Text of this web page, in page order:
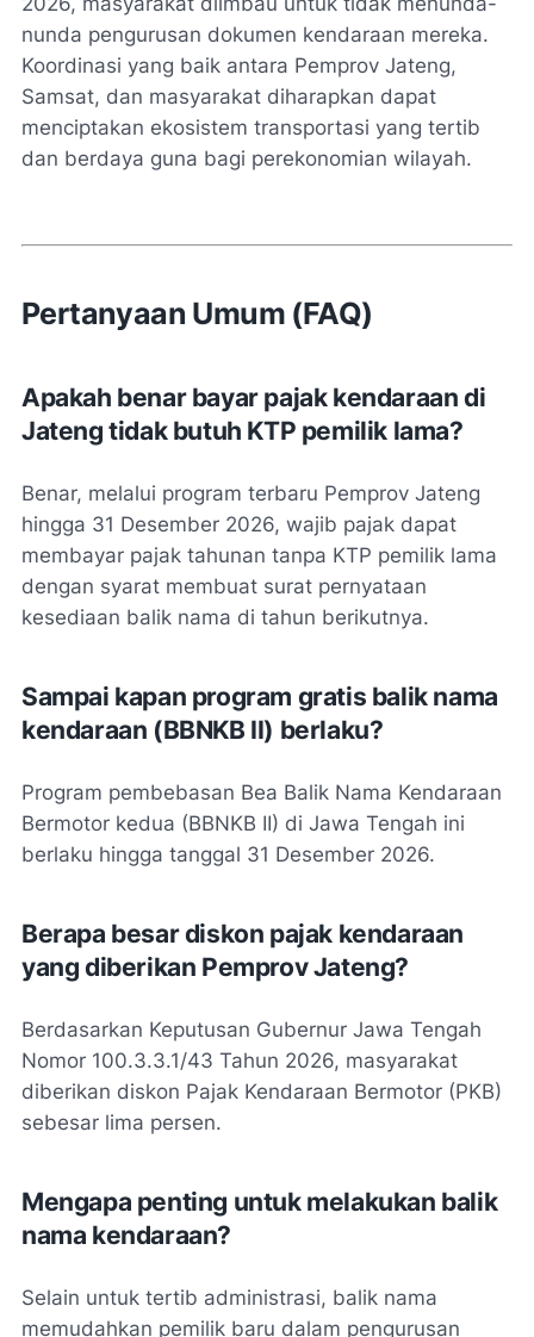
nunda pengurusan dokumen kendaraan mereka.
Koordinasi yang baik antara Pemprov Jateng,
Samsat, dan masyarakat diharapkan dapat
menciptakan ekosistem transportasi yang tertib
dan berdaya guna bagi perekonomian wilayah.
Pertanyaan Umum (FAQ)
Apakah benar bayar pajak kendaraan di
Jateng tidak butuh KTP pemilik lama?
Benar, melalui program terbaru Pemprov Jateng
hingga 31 Desember 2026, wajib pajak dapat
membayar pajak tahunan tanpa KTP pemilik lama
dengan syarat membuat surat pernyataan
kesediaan balik nama di tahun berikutnya.
Sampai kapan program gratis balik nama
kendaraan (BBNKB II) berlaku?
Program pembebasan Bea Balik Nama Kendaraan
Bermotor kedua (BBNKB II) di Jawa Tengah ini
berlaku hingga tanggal 31 Desember 2026.
Berapa besar diskon pajak kendaraan
yang diberikan Pemprov Jateng?
Berdasarkan Keputusan Gubernur Jawa Tengah
Nomor 100.3.3.1/43 Tahun 2026, masyarakat
diberikan diskon Pajak Kendaraan Bermotor (PKB)
sebesar lima persen.
Mengapa penting untuk melakukan balik
nama kendaraan?
Selain untuk tertib administrasi, balik nama
memudahkan pemilik baru dalam pengurusan